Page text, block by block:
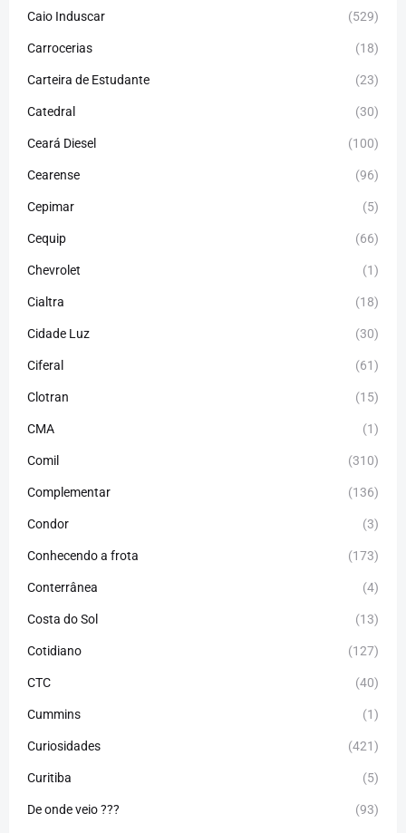
Caio Induscar (529)
Carrocerias (18)
Carteira de Estudante (23)
Catedral (30)
Ceará Diesel (100)
Cearense (96)
Cepimar (5)
Cequip (66)
Chevrolet (1)
Cialtra (18)
Cidade Luz (30)
Ciferal (61)
Clotran (15)
CMA (1)
Comil (310)
Complementar (136)
Condor (3)
Conhecendo a frota (173)
Conterrânea (4)
Costa do Sol (13)
Cotidiano (127)
CTC (40)
Cummins (1)
Curiosidades (421)
Curitiba (5)
De onde veio ??? (93)